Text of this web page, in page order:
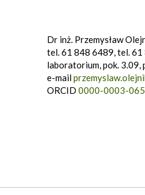
Dr inż. Przemysław
tel. 61 848 6489, tel.
laboratorium, pok. 3.09,
e-mail
ORCID 0000-0003-